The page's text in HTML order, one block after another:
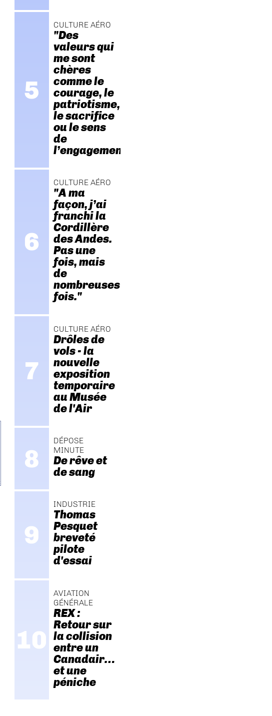
CULTURE AÉRO
"Des
valeurs qui
me sont
chères
comme le
courage, le
patriotisme,
le sacrifice
ou le sens
de
l’engagement."
CULTURE AÉRO
"A ma
façon, j’ai
franchi la
Cordillère
des Andes.
Pas une
fois, mais
de
nombreuses
fois."
CULTURE AÉRO
Drôles de
vols - la
nouvelle
exposition
temporaire
au Musée
de l'Air
DÉPOSE
MINUTE
De rêve et
de sang
INDUSTRIE
Thomas
Pesquet
breveté
pilote
d'essai
AVIATION
GÉNÉRALE
REX :
Retour sur
la collision
entre un
Canadair…
et une
péniche